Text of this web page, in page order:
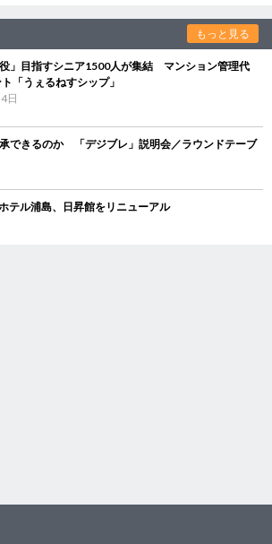
もっと見る
役」目指すシニア1500人が集結 マンション管理代
「うぇるねすシップ」
日
できるのか 「デジブレ」説明会／ラウンドテーブ
ル浦島、日昇館をリニューアル